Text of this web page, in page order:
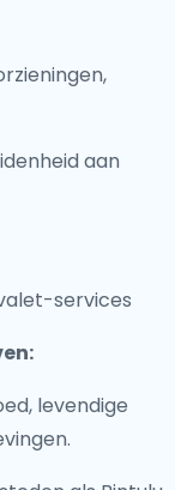
aan
services
levendige